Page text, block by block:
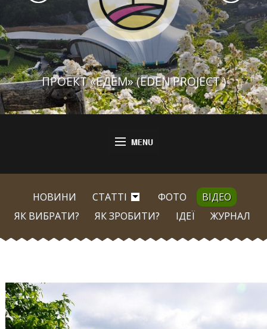
ПРОЕКТ «ЕДЕМ» (EDEN PROJECT )
НОВИНИ СТАТТІ ФОТО
ВІДЕО
ЯК ВИБРАТИ?
ЯК ЗРОБИТИ? ІДЕЇ ЖУРНАЛ